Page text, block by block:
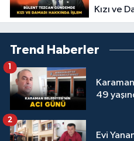
Kızı ve
Trend Haberler
49
1
Evi
2